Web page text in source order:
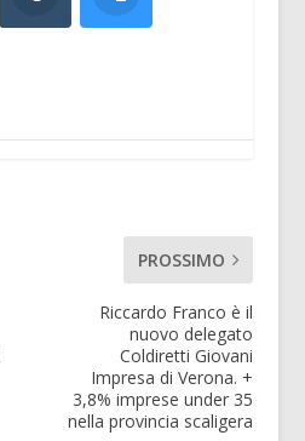
PROSSIMO
Riccardo Franco è il
nuovo delegato
Coldiretti Giovani
Impresa di Verona. +
3,8% imprese under 35
nella provincia scaligera